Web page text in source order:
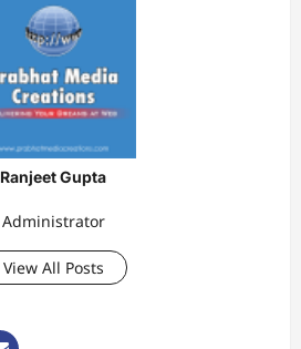
Ranjeet Gupta
Administrator
View All Posts